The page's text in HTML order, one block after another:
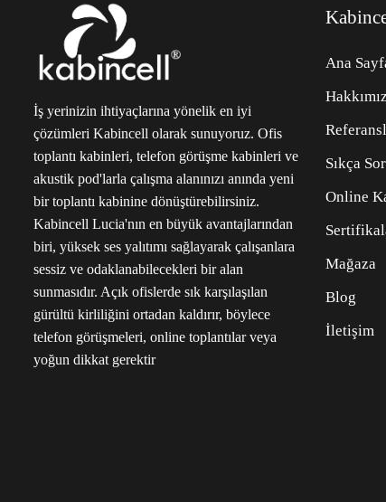
İş yerinizin ihtiyaçlarına yönelik en iyi
çözümleri Kabincell olarak sunuyoruz. Ofis
toplantı kabinleri, telefon görüşme kabinleri ve
akustik pod'larla çalışma alanınızı anında yeni
bir toplantı kabinine dönüştürebilirsiniz.
Kabincell Lucia'nın en büyük avantajlarından
biri, yüksek ses yalıtımı sağlayarak çalışanlara
sessiz ve odaklanabilecekleri bir alan
sunmasıdır. Açık ofislerde sık karşılaşılan
gürültü kirliliğini ortadan kaldırır, böylece
telefon görüşmeleri, online toplantılar veya
yoğun dikkat gerektir
Ana
Sıkça
Online
Mağaza
Blog
İletişim